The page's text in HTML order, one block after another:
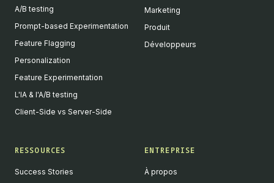
A/B testing
Prompt-based Experimentation
Feature Flagging
Personalization
Feature Experimentation
L'IA & l'A/B testing
Client-Side vs Server-Side
Marketing
Produit
Développeurs
RESSOURCES
Success Stories
ENTREPRISE
À propos